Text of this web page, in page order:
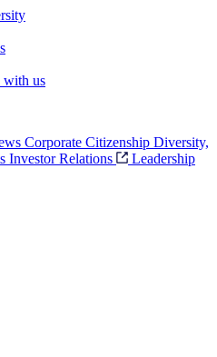
with us
Corporate Citizenship Diversity,
Investor Relations
Leadership